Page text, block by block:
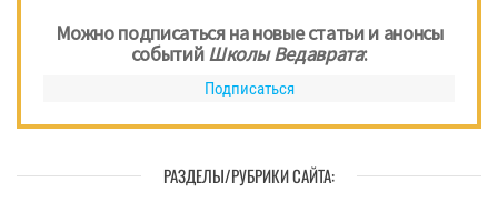
Можно подписаться на новые статьи и анонсы
событийШколы Ведаврата:
Подписаться
РАЗДЕЛЫ/РУБРИКИ САЙТА: